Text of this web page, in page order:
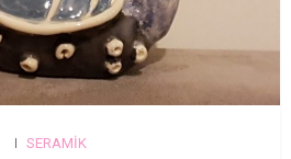
SERAMIK